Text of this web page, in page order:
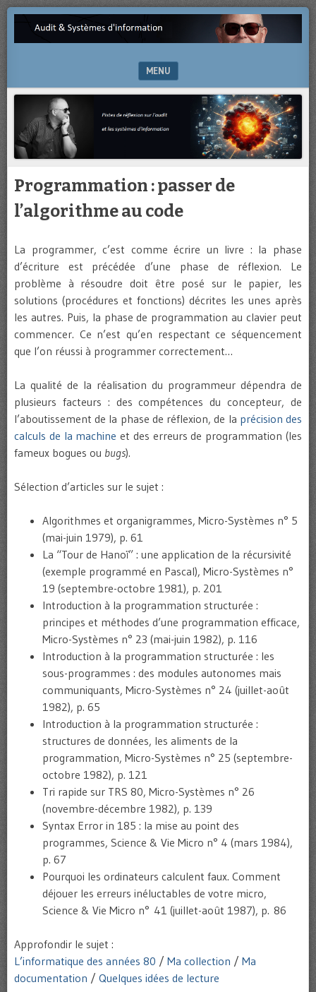
AUDIT
D'INFORMATION
Pistes
et
systèmes
d’information
MENU
SKIP TO CONTENT
Programmation : passer de
l’algorithme au code
La programmer, c’est comme écrire un livre : la phase
d’écriture est précédée d’une phase de réflexion. Le
problème à résoudre doit être posé sur le papier, les
solutions (procédures et fonctions) décrites les unes après
les autres. Puis, la phase de programmation au clavier peut
commencer. Ce n’est qu’en respectant ce séquencement
que l’on réussi à programmer correctement…
La qualité de la réalisation du programmeur dépendra de
plusieurs facteurs : des compétences du concepteur, de
l’aboutissement de la phase de réflexion, de la précision des
calculs de la machine et des erreurs de programmation (les
fameux bogues ou bugs).
Sélection d’articles sur le sujet :
Algorithmes et organigrammes, Micro-Systèmes n° 5
(mai-juin 1979), p. 61
La “Tour de Hanoï” : une application de la récursivité
(exemple programmé en Pascal), Micro-Systèmes n°
19 (septembre-octobre 1981), p. 201
Introduction à la programmation structurée :
principes et méthodes d’une programmation efficace,
Micro-Systèmes n° 23 (mai-juin 1982), p. 116
Introduction à la programmation structurée : les
sous-programmes : des modules autonomes mais
communiquants, Micro-Systèmes n° 24 (juillet-août
1982), p. 65
Introduction à la programmation structurée :
structures de données, les aliments de la
programmation, Micro-Systèmes n° 25 (septembre-
octobre 1982), p. 121
Tri rapide sur TRS 80, Micro-Systèmes n° 26
(novembre-décembre 1982), p. 139
Syntax Error in 185 : la mise au point des
programmes, Science & Vie Micro n° 4 (mars 1984),
p. 67
Pourquoi les ordinateurs calculent faux. Comment
déjouer les erreurs inéluctables de votre micro,
Science & Vie Micro n° 41 (juillet-août 1987), p. 86
Approfondir le sujet :
L’informatique des années 80 / Ma collection / Ma
documentation / Quelques idées de lecture